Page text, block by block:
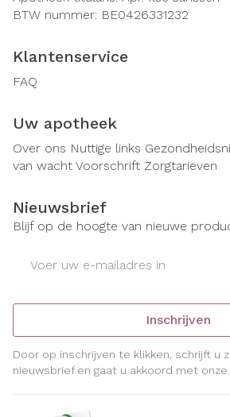
BTW nummer: BE0426331232
Klantenservice
FAQ
Uw apotheek
Over ons Nuttige links
van wacht Voorschrift Zorgtarieven
Nieuwsbrief
Blijf op de hoogte van nieuwe
Inschrijven
Door op inschrijven te klikken, schrijft u
nieuwsbrief en gaat u akkoord met onze